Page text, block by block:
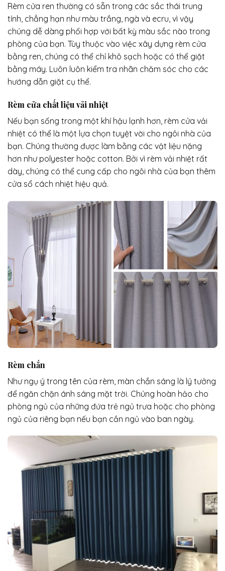
Rèm cửa ren thường có sẵn trong các sắc thái trung
tính, chẳng hạn như màu trắng, ngà và ecru, vì vậy
chúng dễ dàng phối hợp với bất kỳ màu sắc nào trong
phòng của bạn. Tùy thuộc vào việc xây dựng rèm cửa
bằng ren, chúng có thể chỉ khô sạch hoặc có thể giặt
bằng máy. Luôn luôn kiểm tra nhãn chăm sóc cho các
hướng dẫn giặt cụ thể.
Rèm cửa chất liệu vải nhiệt
Nếu bạn sống trong một khí hậu lạnh hơn, rèm cửa vải
nhiệt có thể là một lựa chọn tuyệt vời cho ngôi nhà của
bạn. Chúng thường được làm bằng các vật liệu nặng
hơn như polyester hoặc cotton. Bởi vì rèm vải nhiệt rất
dày, chúng có thể cung cấp cho ngôi nhà của bạn thêm
cửa sổ cách nhiệt hiệu quả.
Rèm chắn
Như ngụ ý trong tên của rèm, màn chắn sáng là lý tưởng
để ngăn chặn ánh sáng mặt trời. Chúng hoàn hảo cho
phòng ngủ của những đứa trẻ ngủ trưa hoặc cho phòng
ngủ của riêng bạn nếu bạn cần ngủ vào ban ngày.